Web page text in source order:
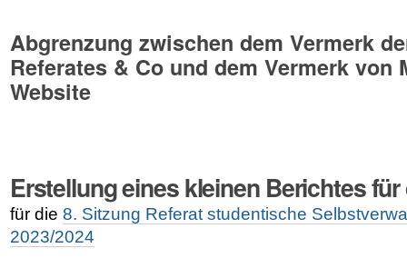
Abgrenzung zwischen dem Vermerk
Referates & Co und dem Vermerk von
Website
Erstellung eines kleinen Berichtes
für die 8. Sitzung Referat studentische
2023/2024